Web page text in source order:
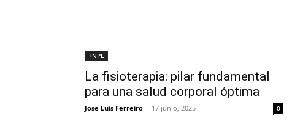
+NPE
La fisioterapia: pilar fundamental
para una salud corporal óptima
Jose Luis Ferreiro - 17 junio, 2025 0